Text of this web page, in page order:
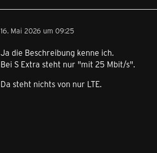
15 GB statt 8 GB mit 25 Mbit/s
buchbar mit und ohne Laufzeit
15,00 € statt 17,00 € monatlich
16. Mai 2026 um 09:25
Ja die Beschreibung kenne ich.
Bei S Extra steht nur "mit 25 Mbit/s".
Da steht nichts von nur LTE.